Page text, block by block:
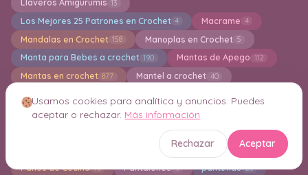
Llaveros Amigurumis 13
Los Mejores 25 Patrones en Crochet 4 Macrame 4
Mandalas en Crochet 158 Manoplas en Crochet 5
Manta para Bebes a crochet 190 Mantas de Apego 112
Mantas en crochet 877 Mantel a crochet 40
Marca paginas en crochet
Mitones en Crochet 30 Mochila 17
Muñecas Amigurumi 145
112 Otoño en Cochet 1
Paños de Cocina 78 Pantalones 9 pantuflas 28
Usamos cookies para analítica y anuncios. Puedes
aceptar o rechazar. Más información
Rechazar Aceptar